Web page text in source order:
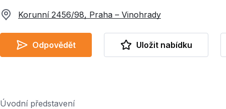
Korunní 2456/98, Praha – Vinohrady
Odpovědět Uložit nabídku
Úvodní představení